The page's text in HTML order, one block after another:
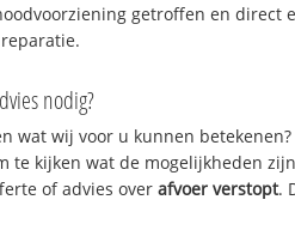
getroffen en direct
nodig?
wat wij voor u kunnen
te kijken wat de mogelijkheden
of advies overafvoer verstopt.